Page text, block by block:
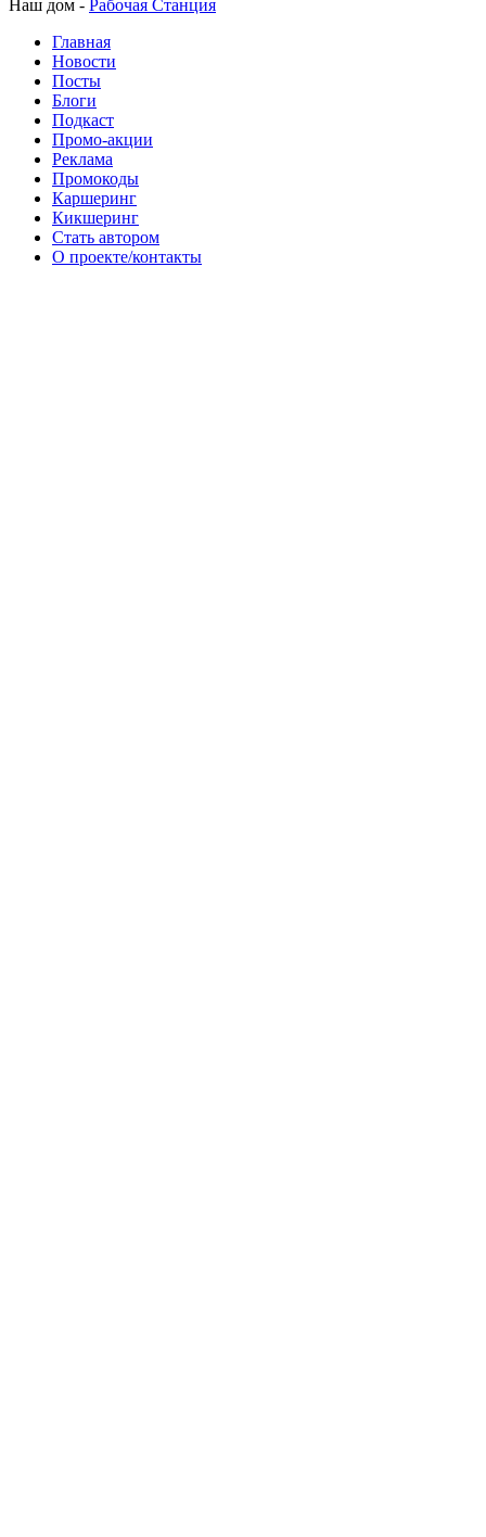
Наш дом - Рабочая Станция
Главная
Новости
Посты
Блоги
Подкаст
Промо-акции
Реклама
Промокоды
Каршеринг
Кикшеринг
Стать автором
О проекте/контакты